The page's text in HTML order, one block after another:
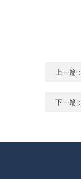
上一篇
下一篇